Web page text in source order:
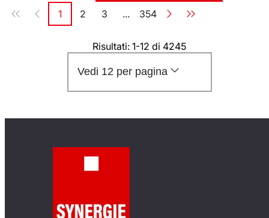
Paginazione
Pagina
1 Pagina
2 Pagina
3 ... Pagina
354
Risultati: 1-12 di 4245
Vedi 12 per pagina